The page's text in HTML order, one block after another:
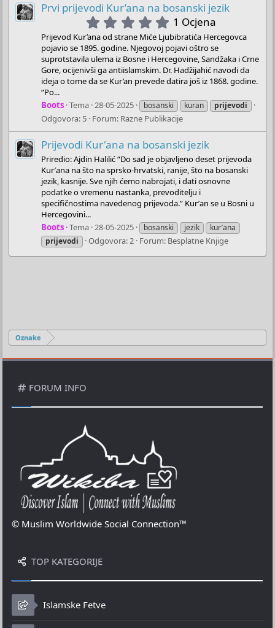
Prvi prijevodi Kur’ana na bosanski jezik
5
.
0
0
s
t
r
(
s
)
1 Ocjena
Prijevod Kur’ana od strane Miće Ljubibratića Hercegovca
pojavio se 1895. godine. Njegovoj pojavi oštro se
suprotstavila ulema iz Bosne i Hercegovine, Sandžaka i Crne
Gore, ocijenivši ga antiislamskim. Dr. Hadžijahić navodi da
ideja o tome da se Kur’an prevede datira još iz 1868. godine.
“Po...
Boots Tema 28-05-2025 bosanski kuran prijevodi
Odgovora: 5 Forum: Razne Publikacije
Prijevodi Kur′ana na bosanski jezik
Priredio: Ajdin Halilić “Do sad je objavljeno deset prijevoda
Kur′ana na što na sprsko-hrvatski, ranije, što na bosanski
jezik, kasnije. Sve njih ćemo nabrojati, i dati osnovne
podatke o vremenu nastanka, prevoditelju i
specifičnostima navedenog prijevoda.” Kur′an se u Bosni u
Hercegovini...
Boots Tema 28-05-2025 bosanski jezik
kur′ana
prijevodi
Odgovora: 2 Forum: Besplatne Knjige
Oznake
FORUM INFO
© Muslim Worldwide Social Connection™
TOP KATEGORIJE
Islamske Fetve